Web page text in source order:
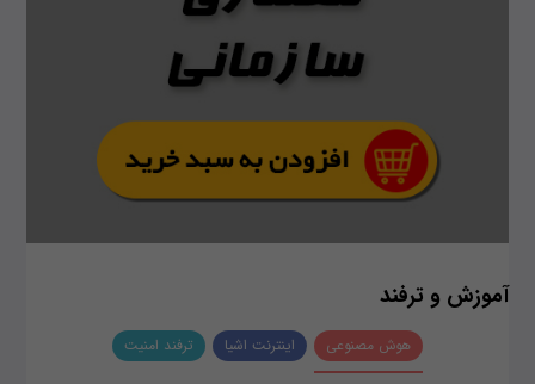
آموزش و ترفند
هوش مصنوعی اینترنت اشیا ترفند امنیت